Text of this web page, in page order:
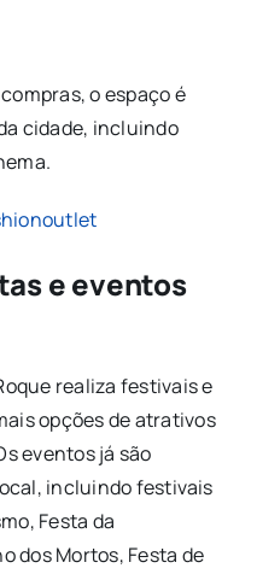
o espaço é
cidade, incluindo
e eventos
realiza festivais e
opções de atrativos
eventos já são
incluindo festivais
Festa da
dos Mortos, Festa de